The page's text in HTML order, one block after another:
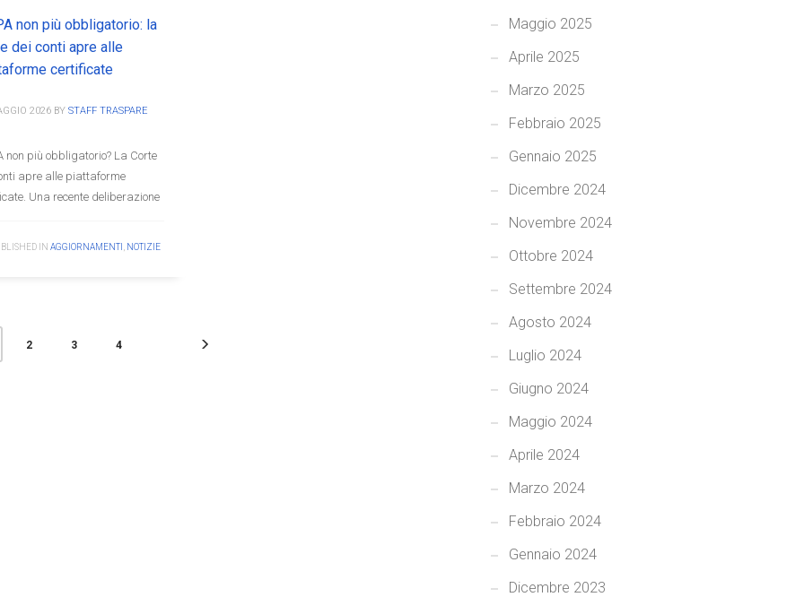
non più obbligatorio: la
dei conti apre alle
certificate
2026 BY STAFF TRASPARE
non più obbligatorio? La Corte
apre alle piattaforme
Una recente deliberazione
IN AGGIORNAMENTI NOTIZIE
2 3 4
Maggio 2025
Aprile 2025
Marzo 2025
Febbraio 2025
Gennaio 2025
Dicembre 2024
Novembre 2024
Ottobre 2024
Settembre 2024
Agosto 2024
Luglio 2024
Giugno 2024
Maggio 2024
Aprile 2024
Marzo 2024
Febbraio 2024
Gennaio 2024
Dicembre 2023